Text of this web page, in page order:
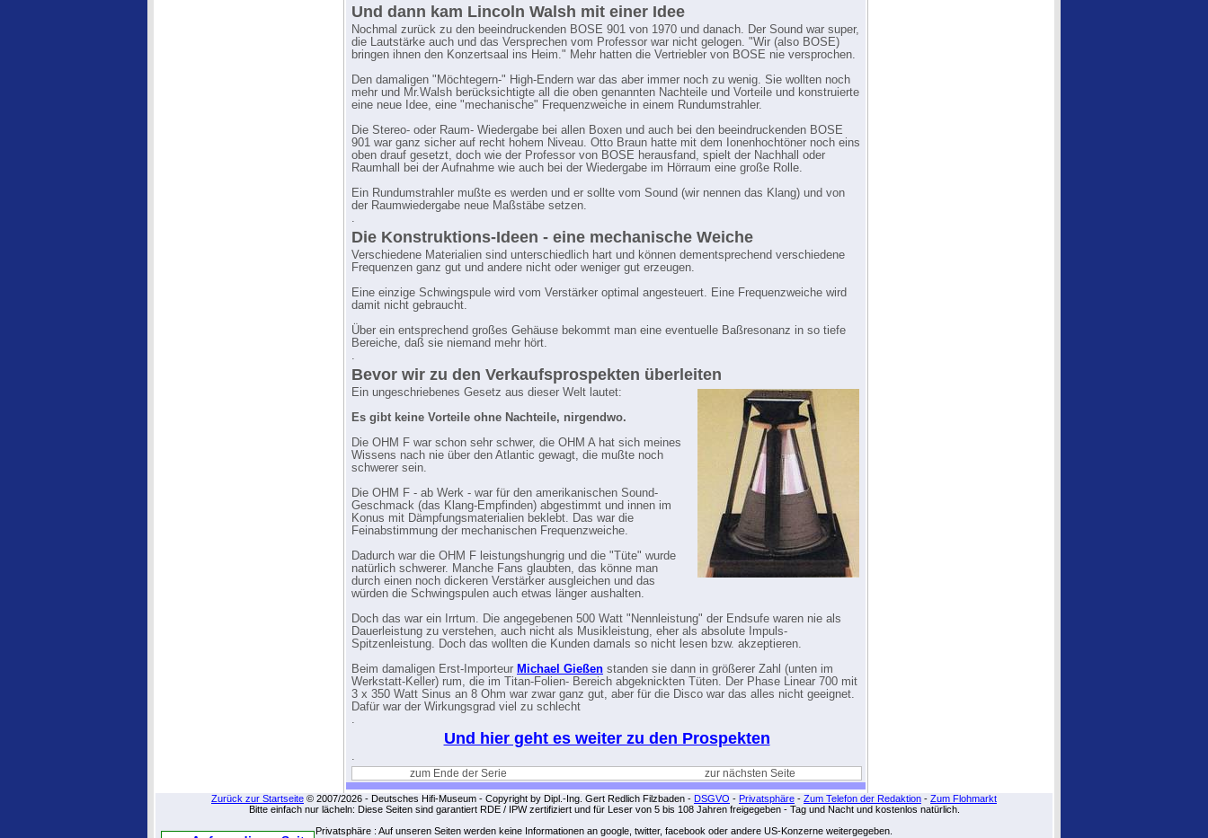
Und dann kam Lincoln Walsh mit einer Idee
Nochmal zurück zu den beeindruckenden BOSE 901 von 1970 und danach. Der Sound war super,
die Lautstärke auch und das Versprechen vom Professor war nicht gelogen. "Wir (also BOSE)
bringen ihnen den Konzertsaal ins Heim." Mehr hatten die Vertriebler von BOSE nie versprochen.
Den damaligen "Möchtegern-" High-Endern war das aber immer noch zu wenig. Sie wollten noch
mehr und Mr.Walsh berücksichtigte all die oben genannten Nachteile und Vorteile und konstruierte
eine neue Idee, eine "mechanische" Frequenzweiche in einem Rundumstrahler.
Die Stereo- oder Raum- Wiedergabe bei allen Boxen und auch bei den beeindruckenden BOSE
901 war ganz sicher auf recht hohem Niveau. Otto Braun hatte mit dem Ionenhochtöner noch eins
oben drauf gesetzt, doch wie der Professor von BOSE herausfand, spielt der Nachhall oder
Raumhall bei der Aufnahme wie auch bei der Wiedergabe im Hörraum eine große Rolle.
Ein Rundumstrahler mußte es werden und er sollte vom Sound (wir nennen das Klang) und von
der Raumwiedergabe neue Maßstäbe setzen.
.
Die Konstruktions-Ideen - eine mechanische Weiche
Verschiedene Materialien sind unterschiedlich hart und können dementsprechend verschiedene
Frequenzen ganz gut und andere nicht oder weniger gut erzeugen.
Eine einzige Schwingspule wird vom Verstärker optimal angesteuert. Eine Frequenzweiche wird
damit nicht gebraucht.
Über ein entsprechend großes Gehäuse bekommt man eine eventuelle Baßresonanz in so tiefe
Bereiche, daß sie niemand mehr hört.
.
Bevor wir zu den Verkaufsprospekten überleiten
Ein ungeschriebenes Gesetz aus dieser Welt lautet:
Es gibt keine Vorteile ohne Nachteile, nirgendwo.
Die OHM F war schon sehr schwer, die OHM A hat sich meines
Wissens nach nie über den Atlantic gewagt, die mußte noch
schwerer sein.
Die OHM F - ab Werk - war für den amerikanischen Sound-
Geschmack (das Klang-Empfinden) abgestimmt und innen im
Konus mit Dämpfungsmaterialien beklebt. Das war die
Feinabstimmung der mechanischen Frequenzweiche.
Dadurch war die OHM F leistungshungrig und die "Tüte" wurde
natürlich schwerer. Manche Fans glaubten, das könne man
durch einen noch dickeren Verstärker ausgleichen und das
würden die Schwingspulen auch etwas länger aushalten.
Doch das war ein Irrtum. Die angegebenen 500 Watt "Nennleistung" der Endsufe waren nie als
Dauerleistung zu verstehen, auch nicht als Musikleistung, eher als absolute Impuls-
Spitzenleistung. Doch das wollten die Kunden damals so nicht lesen bzw. akzeptieren.
Beim damaligen Erst-Importeur Michael Gießen standen sie dann in größerer Zahl (unten im
Werkstatt-Keller) rum, die im Titan-Folien- Bereich abgeknickten Tüten. Der Phase Linear 700 mit
3 x 350 Watt Sinus an 8 Ohm war zwar ganz gut, aber für die Disco war das alles nicht geeignet.
Dafür war der Wirkungsgrad viel zu schlecht
.
Und hier geht es weiter zu den Prospekten
.
zum Ende der Serie
zur nächsten Seite
Zurück zur Startseite © 2007/2026 - Deutsches Hifi-Museum - Copyright by Dipl.-Ing. Gert Redlich Filzbaden - DSGVO - Privatsphäre - Zum Telefon der Redaktion - Zum Flohmarkt
Bitte einfach nur lächeln: Diese Seiten sind garantiert RDE / IPW zertifiziert und für Leser von 5 bis 108 Jahren freigegeben - Tag und Nacht und kostenlos natürlich.
Privatsphäre : Auf unseren Seiten werden keine Informationen an google, twitter, facebook oder andere US-Konzerne weitergegeben.